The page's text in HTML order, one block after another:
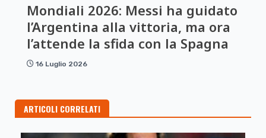
Mondiali 2026: Messi ha guidato
l’Argentina alla vittoria, ma ora
l’attende la sfida con la Spagna
16 Luglio 2026
ARTICOLI CORRELATI